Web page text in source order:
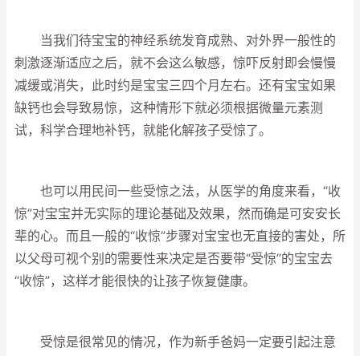
当我们待宝宝的神经系统发育成熟、对外界一般性的
刺激逐渐适应之后，就不会这么敏感，惊吓反射即会慢慢
减缓或消失，此时约是宝宝三四个月左右。还有宝宝如果
缺钙也会导致易惊，这种情形下就必须根据微量元素测
试，科学合理地补钙，就能化解孩子受惊了。
也可以用民间一些受惊之法，从医学的角度来看，“收
惊”对宝宝并无实际的理论基础及效果，然而确是可安安长
辈的心。而且一般的“收惊”步骤对宝宝也无直接的害处，所
以父母可视个别的需要性来决定是否要带“受惊”的宝宝去
“收惊”，这样才能很快的让孩子恢复健康。
受惊是很常见的情况，作为新手爸妈一定要引起注意